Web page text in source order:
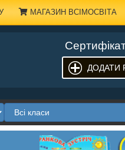
МАГАЗИН ВСІМОСВІТА
ДОДАТИ